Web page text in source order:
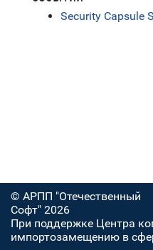
Security Capsule
© АРПП "Отечественный
Софт" 2026
При поддержке Центра
импортозамещению в